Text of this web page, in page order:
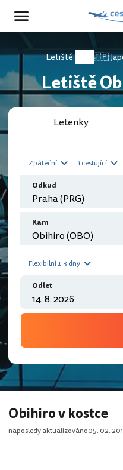
Letiště 🇯🇵
Letiště
Letenky
Zpáteční 1 cestující
Odkud
Kam
Flexibilní ± 3 dny
Odlet
Obihiro v kostce
naposledy aktualizováno05. 02.